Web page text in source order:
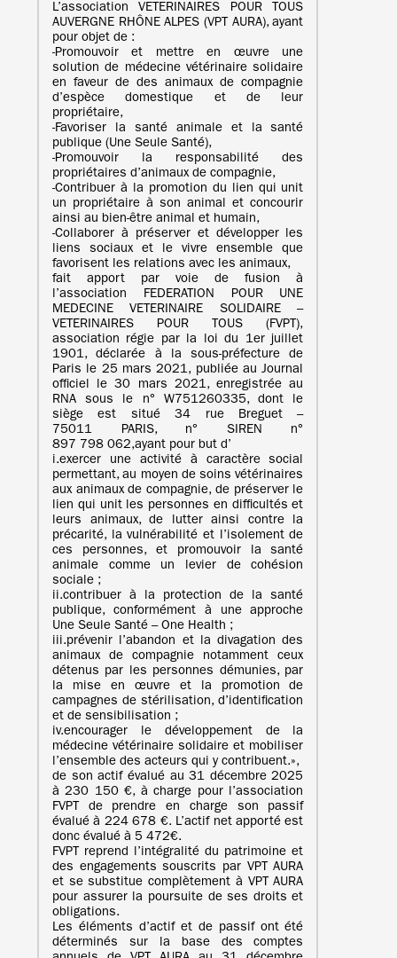
L’association VETERINAIRES POUR TOUS
AUVERGNE RHÔNE ALPES (VPT AURA), ayant
pour objet de :
‐Promouvoir et mettre en œuvre une
solution de médecine vétérinaire solidaire
en faveur de des animaux de compagnie
d’espèce domestique et de leur
propriétaire,
‐Favoriser la santé animale et la santé
publique (Une Seule Santé),
‐Promouvoir la responsabilité des
propriétaires d’animaux de compagnie,
‐Contribuer à la promotion du lien qui unit
un propriétaire à son animal et concourir
ainsi au bien-être animal et humain,
‐Collaborer à préserver et développer les
liens sociaux et le vivre ensemble que
favorisent les relations avec les animaux,
fait apport par voie de fusion à
l’association FEDERATION POUR UNE
MEDECINE VETERINAIRE SOLIDAIRE –
VETERINAIRES POUR TOUS (FVPT),
association régie par la loi du 1er juillet
1901, déclarée à la sous-préfecture de
Paris le 25 mars 2021, publiée au Journal
officiel le 30 mars 2021, enregistrée au
RNA sous le n° W751260335, dont le
siège est situé 34 rue Breguet –
75011 PARIS, n° SIREN n°
897 798 062,ayant pour but d’
i.exercer une activité à caractère social
permettant, au moyen de soins vétérinaires
aux animaux de compagnie, de préserver le
lien qui unit les personnes en difficultés et
leurs animaux, de lutter ainsi contre la
précarité, la vulnérabilité et l’isolement de
ces personnes, et promouvoir la santé
animale comme un levier de cohésion
sociale ;
ii.contribuer à la protection de la santé
publique, conformément à une approche
Une Seule Santé – One Health ;
iii.prévenir l’abandon et la divagation des
animaux de compagnie notamment ceux
détenus par les personnes démunies, par
la mise en œuvre et la promotion de
campagnes de stérilisation, d’identification
et de sensibilisation ;
iv.encourager le développement de la
médecine vétérinaire solidaire et mobiliser
l’ensemble des acteurs qui y contribuent.»,
de son actif évalué au 31 décembre 2025
à 230 150 €, à charge pour l’association
FVPT de prendre en charge son passif
évalué à 224 678 €. L’actif net apporté est
donc évalué à 5 472€.
FVPT reprend l’intégralité du patrimoine et
des engagements souscrits par VPT AURA
et se substitue complètement à VPT AURA
pour assurer la poursuite de ses droits et
obligations.
Les éléments d’actif et de passif ont été
déterminés sur la base des comptes